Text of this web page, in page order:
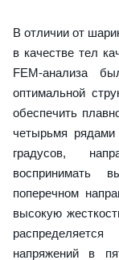
В отличии от
в качестве тел
FEM-анализа
оптимальной
обеспечить
четырьмя
градусов,
воспринимать
поперечном
высокую
напряжений в